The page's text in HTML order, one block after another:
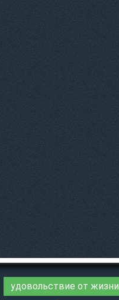
удовольствие от жизни